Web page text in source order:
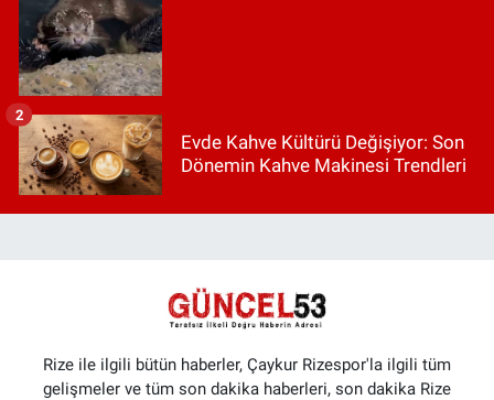
Evde Kahve Kültürü Değişiyor: Son
Dönemin Kahve Makinesi Trendleri
2
Rize ile ilgili bütün haberler, Çaykur Rizespor'la ilgili tüm
gelişmeler ve tüm son dakika haberleri, son dakika Rize